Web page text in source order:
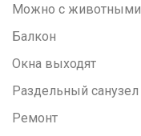
Можно с животными
Балкон
Окна выходят
Раздельный санузел
Ремонт